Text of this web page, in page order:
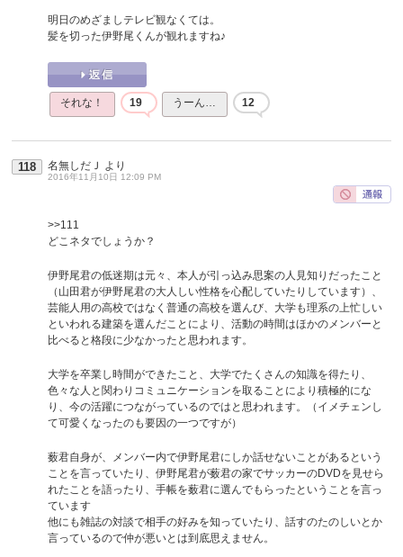
明日のめざましテレビ観なくては。
髪を切った伊野尾くんが観れますね♪
それな！ 19 うーん… 12
118 名無しだＪ より
2016年11月10日 12:09 PM
>>111
どこネタでしょうか？
伊野尾君の低迷期は元々、本人が引っ込み思案の人見知りだったこと
（山田君が伊野尾君の大人しい性格を心配していたりしています）、
芸能人用の高校ではなく普通の高校を選んび、大学も理系の上忙しい
といわれる建築を選んだことにより、活動の時間はほかのメンバーと
比べると格段に少なかったと思われます。
大学を卒業し時間ができたこと、大学でたくさんの知識を得たり、
色々な人と関わりコミュニケーションを取ることにより積極的にな
り、今の活躍につながっているのではと思われます。（イメチェンし
て可愛くなったのも要因の一つですが）
薮君自身が、メンバー内で伊野尾君にしか話せないことがあるという
ことを言っていたり、伊野尾君が薮君の家でサッカーのDVDを見せら
れたことを語ったり、手帳を薮君に選んでもらったということを言っ
ています
他にも雑誌の対談で相手の好みを知っていたり、話すのたのしいとか
言っているので仲が悪いとは到底思えません。